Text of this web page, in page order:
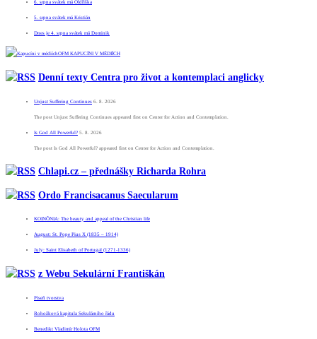
6. srpna svátek má Oldřiška
5. srpna svátek má Kristián
Dnes je 4. srpna svátek má Dominik
OFM KAPUCÍNI V MÉDIÍCH
Denní texty Centra pro život a kontemplaci anglicky
Unjust Suffering Continues 6. 8. 2026
The post Unjust Suffering Continues appeared first on Center for Action and Contemplation.
Is God All Powerful? 5. 8. 2026
The post Is God All Powerful? appeared first on Center for Action and Contemplation.
Chlapi.cz – přednášky Richarda Rohra
Ordo Francisacanus Saecularum
KOINÕNIA: The beauty and appeal of the Christian life
August: St. Pope Pius X (1835 – 1914)
July: Saint Elisabeth of Portugal (1271-1336)
z Webu Sekulární Františkán
Píseň tvorstva
Rohožková kapitula Sekulárního řádu
Benedikt Vladimír Holota OFM